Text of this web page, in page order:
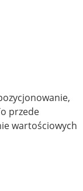
przede
wartościowych